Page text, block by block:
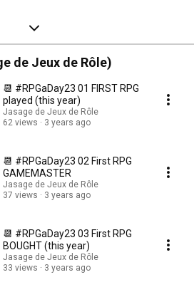
de Jeux de Rôle)
📆 #RPGaDay23 01 FIRST RPG
played (this year)
Jasage de Jeux de Rôle
62 views
3 years ago
📆 #RPGaDay23 02 First RPG
GAMEMASTER
Jasage de Jeux de Rôle
37 views
3 years ago
📆 #RPGaDay23 03 First RPG
BOUGHT (this year)
Jasage de Jeux de Rôle
33 views
3 years ago